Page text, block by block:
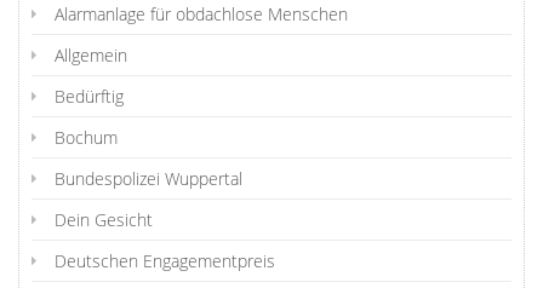
Alarmanlage für obdachlose Menschen
Allgemein
Bedürftig
Bochum
Bundespolizei Wuppertal
Dein Gesicht
Deutschen Engagementpreis